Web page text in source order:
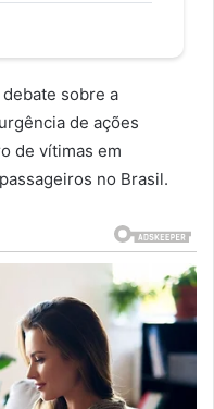
sobre a
de ações
de vítimas em
no Brasil.